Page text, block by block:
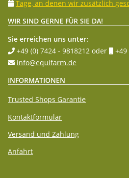
Tage, an denen wir zusätzlich
WIR SIND GERNE FÜR SIE DA!
Sie erreichen uns unter:
+49 (0) 7424 - 9818212 oder
+49
info@equifarm.de
INFORMATIONEN
Trusted Shops Garantie
Kontaktformular
Versand und Zahlung
Anfahrt